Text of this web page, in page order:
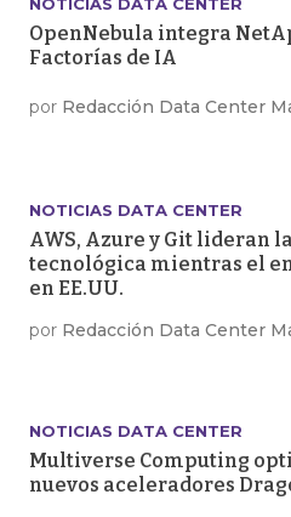
OpenNebula integra
Factorías de IA
por Redacción Data Center
NOTICIAS DATA CENTER
AWS, Azure y Git lideran
tecnológica mientras el
en EE.UU.
por Redacción Data Center
NOTICIAS DATA CENTER
Multiverse Computing
nuevos aceleradores